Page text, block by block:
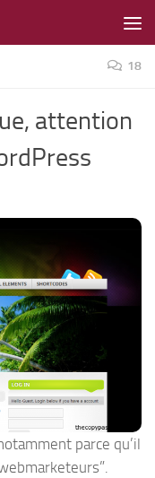
18
attention
parce qu’il